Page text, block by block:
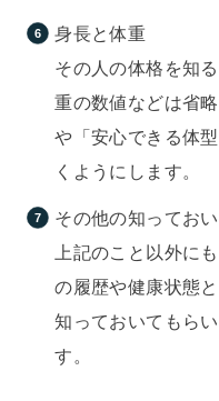
身長と体重
その人の体格を知
重の数値などは省
や「安心できる体
くようにします。
その他の知ってお
上記のこと以外に
の履歴や健康状態
知っておいてもら
す。